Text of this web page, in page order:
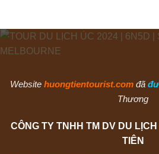
Website huongtientourist.com đã
Thương
CÔNG TY TNHH TM DV DU
TIÊN